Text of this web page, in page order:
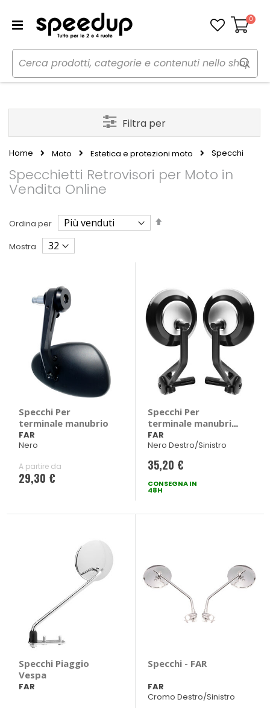
Carrello
0
Home Moto Estetica e protezioni moto Specchi
Specchietti Retrovisori per Moto in
Vendita Online
Ordina per
Imposta
Mostra
Specchi Per
terminale manubrio
FAR
Nero
A partire da
29,30 €
Specchi Per
terminale manubrio
- FAR
FAR
Nero Destro/Sinistro
35,20 €
CONSEGNA IN
48H
Specchi Piaggio
Vespa
FAR
Specchi - FAR
FAR
Cromo Destro/Sinistro
Filtra per